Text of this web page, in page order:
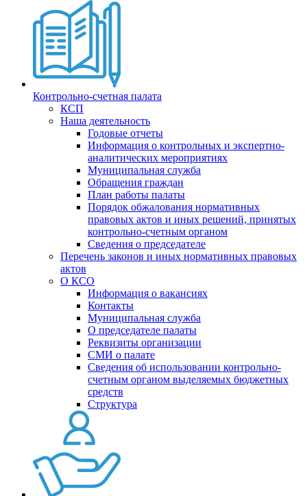
Контрольно-счетная палата
КСП
Наша деятельность
Годовые отчеты
Информация о контрольных и экспертно-
аналитических мероприятиях
Муниципальная служба
Обращения граждан
План работы палаты
Порядок обжалования нормативных
правовых актов и иных решений, принятых
контрольно-счетным органом
Сведения о председателе
Перечень законов и иных нормативных правовых
актов
О КСО
Информация о вакансиях
Контакты
Муниципальная служба
О председателе палаты
Реквизиты организации
СМИ о палате
Сведения об использовании контрольно-
счетным органом выделяемых бюджетных
средств
Структура